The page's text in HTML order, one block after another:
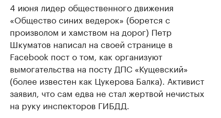
4 июня лидер общественного движения
«Общество синих ведерок» (борется с
произволом и хамством на дорог) Петр
Шкуматов написал на своей странице в
Facebook пост о том, как организуют
вымогательства на посту ДПС «Кущевский»
(более известен как Цукерова Балка). Активист
заявил, что сам едва не стал жертвой нечистых
на руку инспекторов ГИБДД.